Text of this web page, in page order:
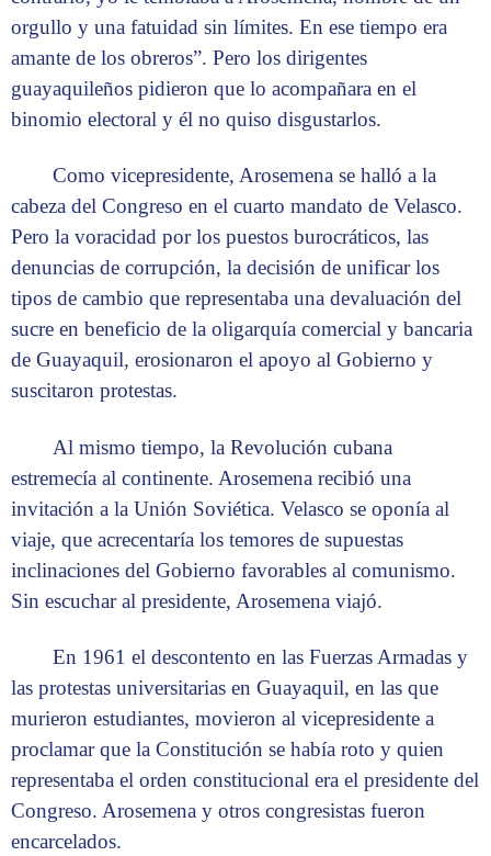
orgullo y una fatuidad sin límites. En ese tiempo era
amante de los obreros”. Pero los dirigentes
guayaquileños pidieron que lo acompañara en el
binomio electoral y él no quiso disgustarlos.
Como vicepresidente, Arosemena se halló a la
cabeza del Congreso en el cuarto mandato de Velasco.
Pero la voracidad por los puestos burocráticos, las
denuncias de corrupción, la decisión de unificar los
tipos de cambio que representaba una devaluación del
sucre en beneficio de la oligarquía comercial y bancaria
de Guayaquil, erosionaron el apoyo al Gobierno y
suscitaron protestas.
Al mismo tiempo, la Revolución cubana
estremecía al continente. Arosemena recibió una
invitación a la Unión Soviética. Velasco se oponía al
viaje, que acrecentaría los temores de supuestas
inclinaciones del Gobierno favorables al comunismo.
Sin escuchar al presidente, Arosemena viajó.
En 1961 el descontento en las Fuerzas Armadas y
las protestas universitarias en Guayaquil, en las que
murieron estudiantes, movieron al vicepresidente a
proclamar que la Constitución se había roto y quien
representaba el orden constitucional era el presidente del
Congreso. Arosemena y otros congresistas fueron
encarcelados.